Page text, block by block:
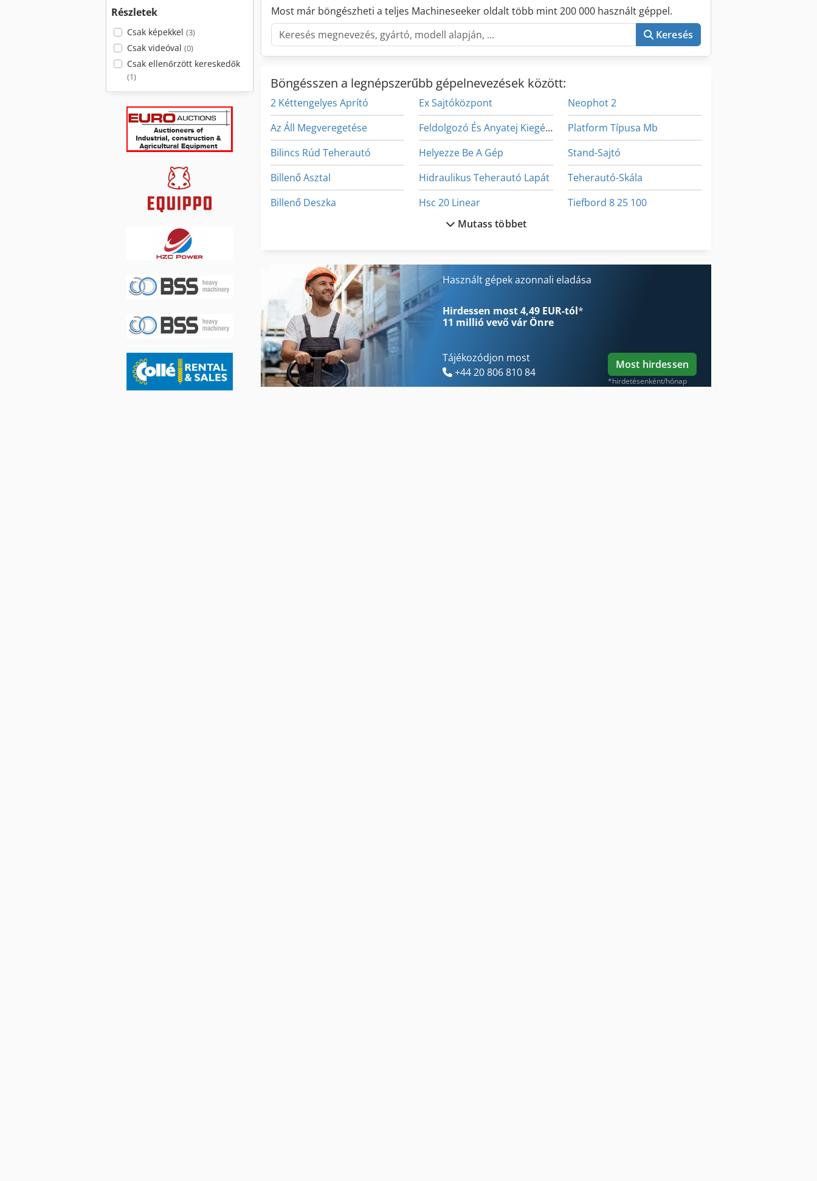
Részletek
Csak képekkel (3)
Csak videóval (0)
Csak ellenőrzött kereskedők
(1)
Most már böngészheti a teljes Machineseeker oldalt több mint 200 000 használt géppel.
Keresés
Böngésszen a legnépszerűbb gépelnevezések között:
2 Kéttengelyes Aprító
Az Áll Megveregetése
Bilincs Rúd Teherautó
Billenő Asztal
Billenő Deszka
Biztonsági Sáv Teherautók
Ellenőrző És Selejtező
Ex Sajtóközpont
Feldolgozó És Anyatej Kiegészítő 22
Helyezze Be A Gép
Hidraulikus Teherautó Lapát
Hsc 20 Linear
Lap Egyengető Gép
Mobil Lé Sajtó
Nehéz Teher Teherautók
Neophot 2
Platform Típusa Mb
Stand-Sajtó
Teherautó-Skála
Tiefbord 8 25 100
Mutass többet
Használt gépek azonnali eladása
Hirdessen most 4,49 EUR-tól*
11 millió vevővár Önre
Tájékozódjon most
+44 20 806 810 84
Most hirdessen
*hirdetésenként/hónap